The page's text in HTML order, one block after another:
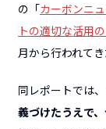
の「カーボンニ
トの適切な活用
月から行われて
同レポートでは、
義づけたうえで